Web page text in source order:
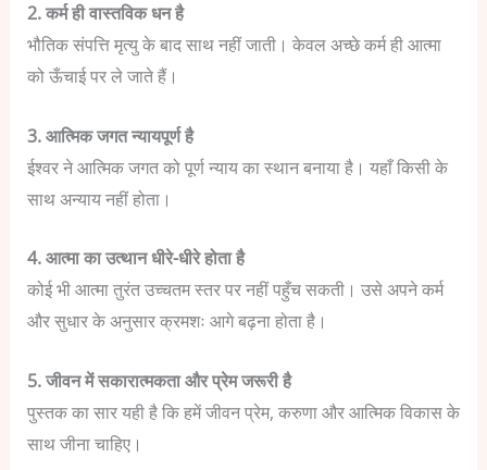
2. कर्म ही वास्तविक धन है
भौतिक संपत्ति मृत्यु के बाद साथ नहीं जाती। केवल अच्छे कर्म ही आत्मा
को ऊँचाई पर ले जाते हैं।
3. आत्मिक जगत न्यायपूर्ण है
ईश्वर ने आत्मिक जगत को पूर्ण न्याय का स्थान बनाया है। यहाँ किसी के
साथ अन्याय नहीं होता।
4. आत्मा का उत्थान धीरे-धीरे होता है
कोई भी आत्मा तुरंत उच्चतम स्तर पर नहीं पहुँच सकती। उसे अपने कर्म
और सुधार के अनुसार क्रमशः आगे बढ़ना होता है।
5. जीवन में सकारात्मकता और प्रेम जरूरी है
पुस्तक का सार यही है कि हमें जीवन प्रेम, करुणा और आत्मिक विकास के
साथ जीना चाहिए।